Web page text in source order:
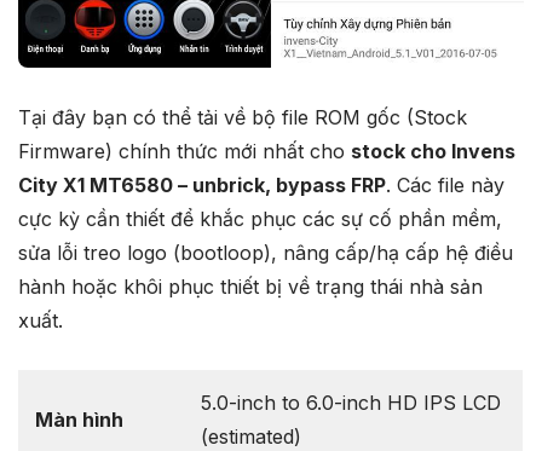
Tại đây bạn có thể tải về bộ file ROM gốc (Stock
Firmware) chính thức mới nhất cho stock cho Invens
City X1 MT6580 – unbrick, bypass FRP. Các file này
cực kỳ cần thiết để khắc phục các sự cố phần mềm,
sửa lỗi treo logo (bootloop), nâng cấp/hạ cấp hệ điều
hành hoặc khôi phục thiết bị về trạng thái nhà sản
xuất.
Màn hình
5.0-inch to 6.0-inch HD IPS LCD
(estimated)